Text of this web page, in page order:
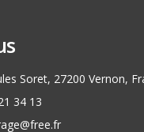
Soret, 27200 Vernon,
34 13